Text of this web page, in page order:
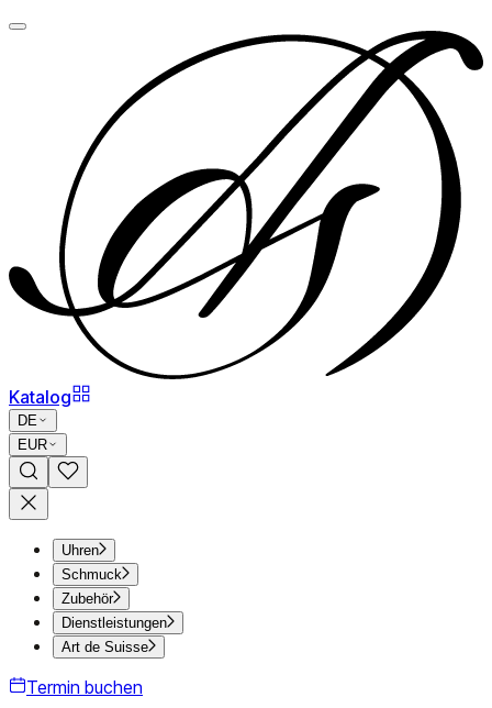
Katalog
DE
EUR
Uhren
Schmuck
Zubehör
Dienstleistungen
Art de Suisse
Termin buchen